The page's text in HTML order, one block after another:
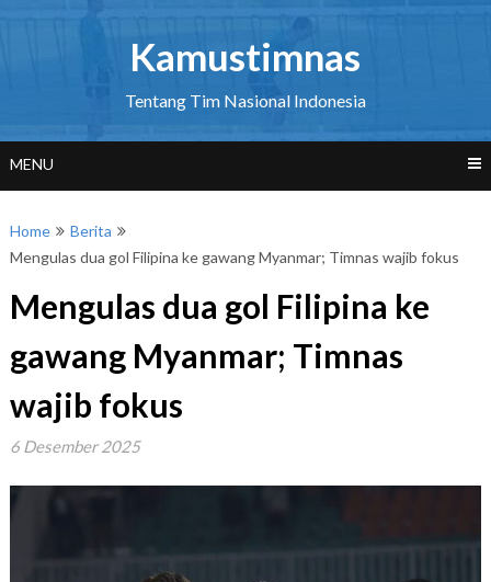
Kamustimnas
Tentang Tim Nasional Indonesia
MENU
Home
Berita
Mengulas dua gol Filipina ke gawang Myanmar; Timnas wajib fokus
Mengulas dua gol Filipina ke
gawang Myanmar; Timnas
wajib fokus
6 Desember 2025